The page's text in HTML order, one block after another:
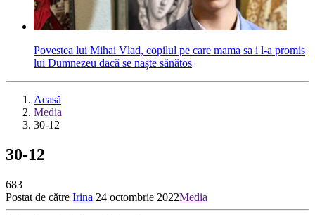
Povestea lui Mihai Vlad, copilul pe care mama sa i l-a promis
lui Dumnezeu dacă se naște sănătos
Acasă
Media
30-12
30-12
683
Postat de către Irina 24 octombrie 2022Media